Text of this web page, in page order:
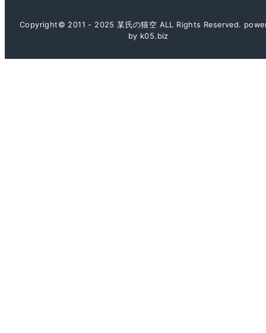
Copyright© 2011 - 2025 某氏の猫空 ALL Rights Reserved.
by k05.biz